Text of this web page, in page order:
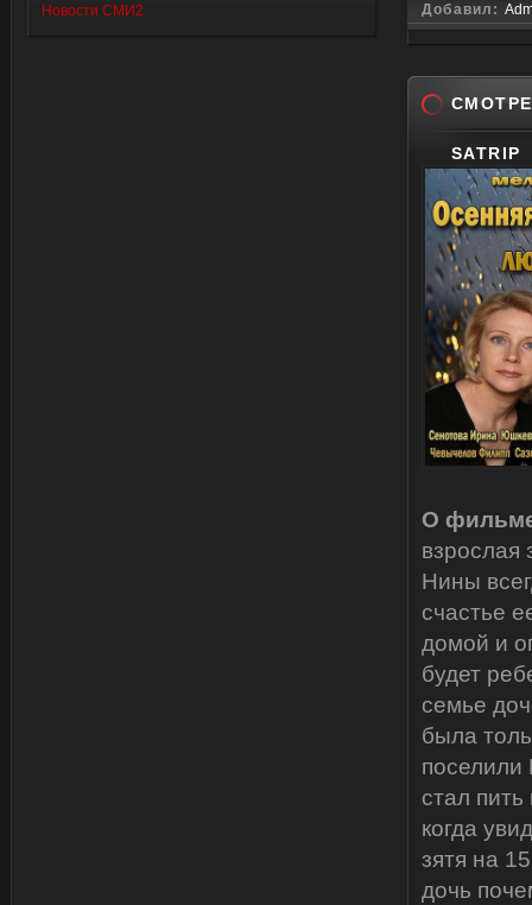
Добавил:
SATRIP
О
взрослая
Нины
счастье
домой и
будет
семье
была
стал
когда
зятя на
дочь
Новости СМИ2